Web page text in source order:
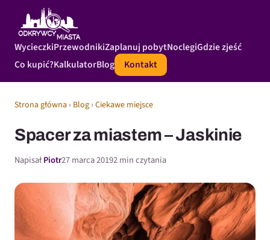
WycieczkiPrzewodnikiZaplanuj pobytNoclegiGdzie zjeść
Co kupić?KalkulatorBlog Kontakt
Strona główna › Blog ›Ciekawe miejsce
Spacer za miastem – Jaskinie
NapisałPiotr27 marca 20192 min czytania